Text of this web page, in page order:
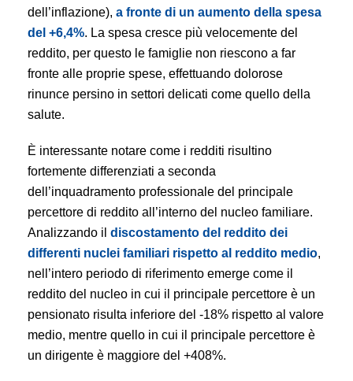
dell’inflazione), a fronte di un aumento della spesa
del +6,4%. La spesa cresce più velocemente del
reddito, per questo le famiglie non riescono a far
fronte alle proprie spese, effettuando dolorose
rinunce persino in settori delicati come quello della
salute.
È interessante notare come i redditi risultino
fortemente differenziati a seconda
dell’inquadramento professionale del principale
percettore di reddito all’interno del nucleo familiare.
Analizzando il discostamento del reddito dei
differenti nuclei familiari rispetto al reddito medio,
nell’intero periodo di riferimento emerge come il
reddito del nucleo in cui il principale percettore è un
pensionato risulta inferiore del -18% rispetto al valore
medio, mentre quello in cui il principale percettore è
un dirigente è maggiore del +408%.